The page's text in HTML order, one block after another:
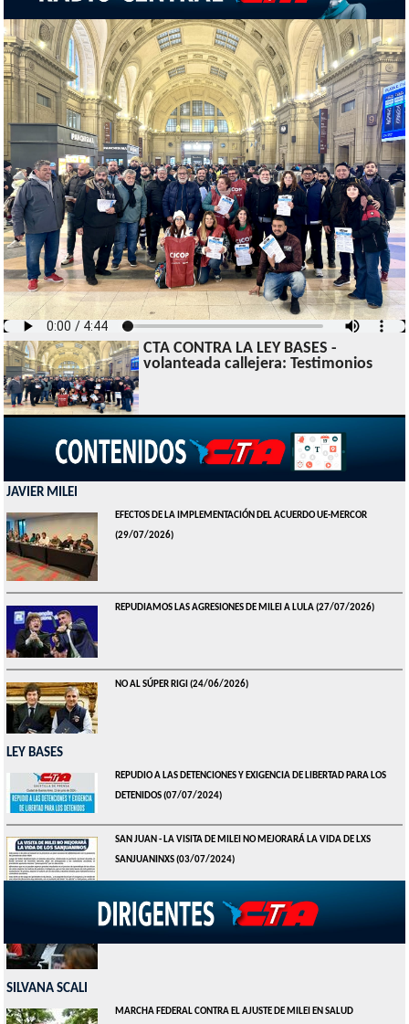
CTA CONTRA LA LEY BASES -
volanteada callejera: Testimonios
JAVIER MILEI
EFECTOS DE LA IMPLEMENTACIÓN DEL ACUERDO UE-MERCOR
(29/07/2026)
REPUDIAMOS LAS AGRESIONES DE MILEI A LULA(27/07/2026)
NO AL SÚPER RIGI (24/06/2026)
LEY BASES
REPUDIO A LAS DETENCIONES Y EXIGENCIA DE LIBERTAD PARA LOS
DETENIDOS(07/07/2024)
SAN JUAN - LA VISITA DE MILEI NO MEJORARÁ LA VIDA DE LXS
SANJUANINXS(03/07/2024)
HUGO YASKY - HOY HAY MÁS INDIGENCIA EN LA ARGENTINA DE LA
SILVANA SCALI
MARCHA FEDERAL CONTRA EL AJUSTE DE MILEI EN SALUD